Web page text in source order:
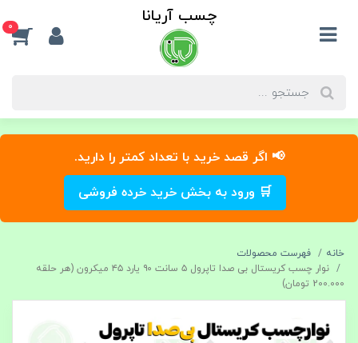
📢 اگر قصد خرید با تعداد کمتر را دارید.
🛒 ورود به بخش خرید خرده فروشی
چسب آریانا 0
خانه
فهرست محصولات
نوار چسب کریستال بی‌ صدا تاپرول ۵ سانت ۹۰ یارد ۴۵ میکرون (هر حلقه
200.000 تومان)